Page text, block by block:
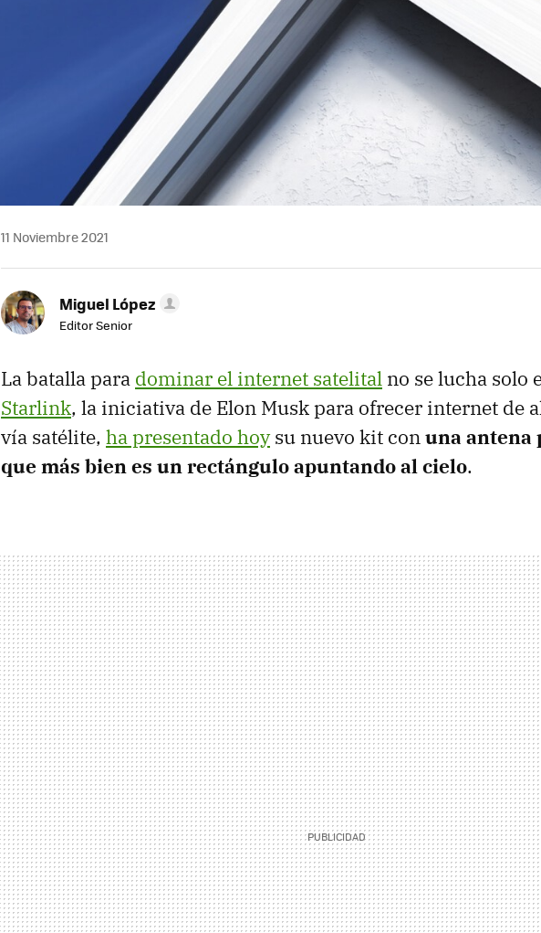
11 Noviembre 2021
Miguel López
Editor Senior
La batalla para dominar el internet satelital no se lucha solo
Starlink, la iniciativa de Elon Musk para ofrecer internet de
vía satélite, ha presentado hoysu nuevo kit conuna antena
que más bien es un rectángulo apuntando al cielo.